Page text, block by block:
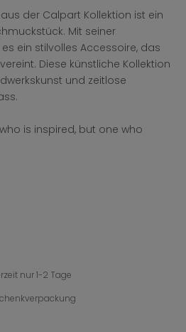
der Calpart Kollektion ist ein
Mit seiner
ein stilvolles Accessoire, das
Diese künstliche Kollektion
und zeitlose
is inspired, but one who
nur 1-2 Tage